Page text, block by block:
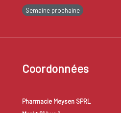
Semaine prochaine
Coordonnées
Pharmacie Meysen SPRL